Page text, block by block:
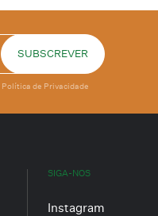
Política de Privacidade
SIGA-NOS
Instagram